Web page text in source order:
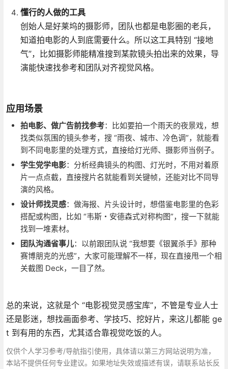
懂行的人做的工具
创始人是好莱坞的摄影师，团队也都是电影圈的老兵，
知道拍电影的人到底需要什么。所以这工具特别 “接地
气”，比如摄影师能精准搜到某款镜头拍出来的效果，导
演能快速找参考和团队对齐视觉风格。
应用场景
拍电影、做广告前找参考：比如要拍一个雨天的夜景戏，想
找类似氛围的镜头参考，搜 “雨夜、城市、冷色调”，就能看
到不同电影里的处理方式，直接给灯光师、摄影师当例子。
学生党学电影：分析经典镜头的构图、灯光时，不用对着原
片一点点截，直接搜片名就能看到关键帧，还能对比不同导
演的风格。
设计师找灵感：做海报、片头设计时，想借鉴电影里的色彩
搭配或构图，比如 “韦斯・安德森式对称构图”，搜一下就能
找到一堆素材。
团队沟通省事儿：以前跟团队说 “我想要《银翼杀手》那种
赛博朋克的光感”，大家可能理解不一样，现在直接甩一个相
关截图 Deck，一目了然。
总的来说，这就是个 “电影视觉灵感宝库”，不管是专业人士
还是影迷，想找画面参考、学技巧、挖好片，来这儿都能 ge
t 到有用的东西，尤其适合靠视觉吃饭的人。
仅供个人学习参考/导航指引使用，具体请以第三方网站说明为准，
本站不提供任何专业建议。如果地址失效或描述有误，请联系站长反